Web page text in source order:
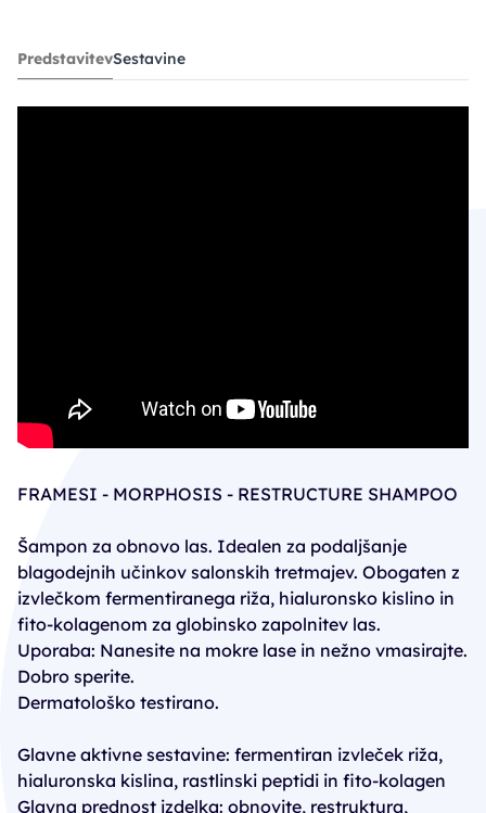
šampon FRA M. Restructure Shampoo
14,90€
PredstavitevSestavine
FRAMESI - MORPHOSIS - RESTRUCTURE SHAMPOO
Šampon za obnovo las. Idealen za podaljšanje
blagodejnih učinkov salonskih tretmajev. Obogaten z
izvlečkom fermentiranega riža, hialuronsko kislino in
fito-kolagenom za globinsko zapolnitev las.
Uporaba: Nanesite na mokre lase in nežno vmasirajte.
Dobro sperite.
Dermatološko testirano.
Glavne aktivne sestavine: fermentiran izvleček riža,
hialuronska kislina, rastlinski peptidi in fito-kolagen
Glavna prednost izdelka: obnovite, restruktura,